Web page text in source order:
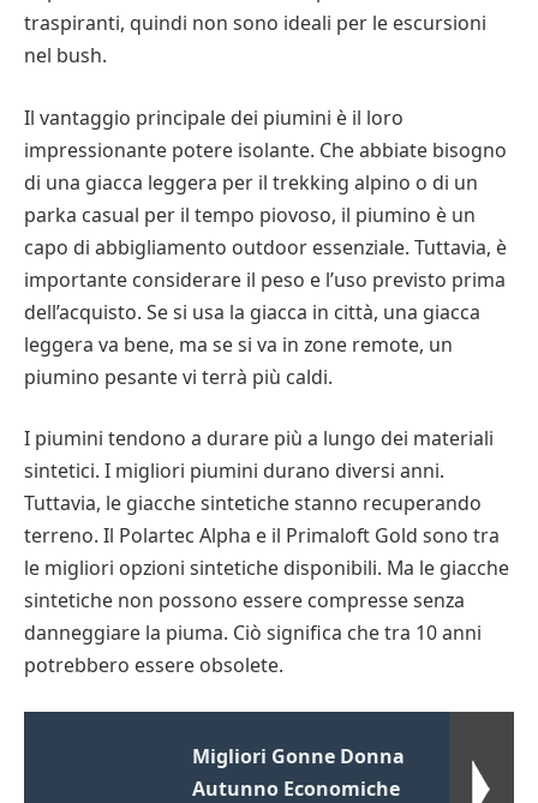
traspiranti, quindi non sono ideali per le escursioni
nel bush.
Il vantaggio principale dei piumini è il loro
impressionante potere isolante. Che abbiate bisogno
di una giacca leggera per il trekking alpino o di un
parka casual per il tempo piovoso, il piumino è un
capo di abbigliamento outdoor essenziale. Tuttavia, è
importante considerare il peso e l’uso previsto prima
dell’acquisto. Se si usa la giacca in città, una giacca
leggera va bene, ma se si va in zone remote, un
piumino pesante vi terrà più caldi.
I piumini tendono a durare più a lungo dei materiali
sintetici. I migliori piumini durano diversi anni.
Tuttavia, le giacche sintetiche stanno recuperando
terreno. Il Polartec Alpha e il Primaloft Gold sono tra
le migliori opzioni sintetiche disponibili. Ma le giacche
sintetiche non possono essere compresse senza
danneggiare la piuma. Ciò significa che tra 10 anni
potrebbero essere obsolete.
Migliori Gonne Donna
Autunno Economiche